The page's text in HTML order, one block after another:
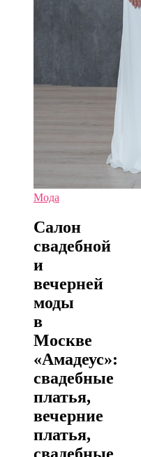
Мода
Салон
свадебной
и
вечерней
моды
в
Москве
«Амадеус»:
свадебные
платья,
вечерние
платья,